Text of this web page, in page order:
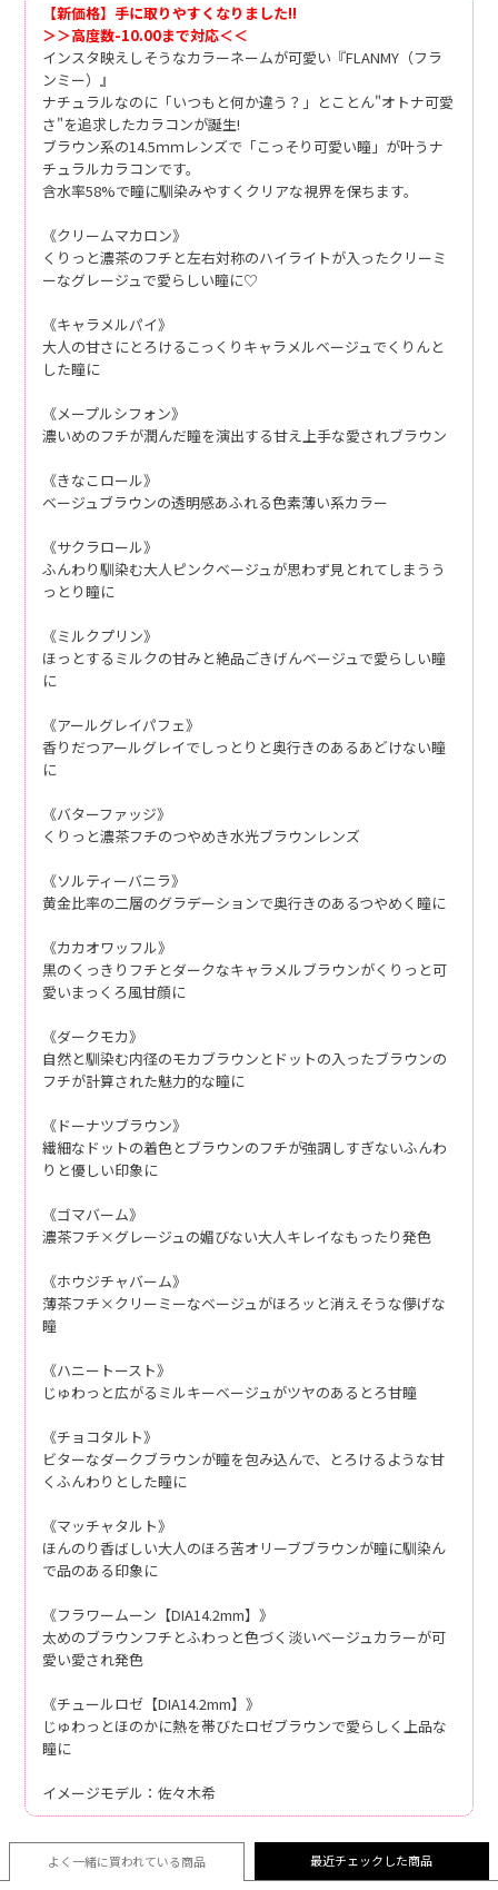
【新価格】手に取りやすくなりました!!
＞＞高度数-10.00まで対応＜＜
インスタ映えしそうなカラーネームが可愛い『FLANMY（フラ
ンミー）』
ナチュラルなのに「いつもと何か違う？」とことん"オトナ可愛
さ"を追求したカラコンが誕生!
ブラウン系の14.5ｍｍレンズで「こっそり可愛い瞳」が叶うナ
チュラルカラコンです。
含水率58%で瞳に馴染みやすくクリアな視界を保ちます。
《クリームマカロン》
くりっと濃茶のフチと左右対称のハイライトが入ったクリーミ
ーなグレージュで愛らしい瞳に♡
《キャラメルパイ》
大人の甘さにとろけるこっくりキャラメルベージュでくりんと
した瞳に
《メープルシフォン》
濃いめのフチが潤んだ瞳を演出する甘え上手な愛されブラウン
《きなこロール》
ベージュブラウンの透明感あふれる色素薄い系カラー
《サクラロール》
ふんわり馴染む大人ピンクベージュが思わず見とれてしまうう
っとり瞳に
《ミルクプリン》
ほっとするミルクの甘みと絶品ごきげんベージュで愛らしい瞳
に
《アールグレイパフェ》
香りだつアールグレイでしっとりと奥行きのあるあどけない瞳
に
《バターファッジ》
くりっと濃茶フチのつやめき水光ブラウンレンズ
《ソルティーバニラ》
黄金比率の二層のグラデーションで奥行きのあるつやめく瞳に
《カカオワッフル》
黒のくっきりフチとダークなキャラメルブラウンがくりっと可
愛いまっくろ風甘顔に
《ダークモカ》
自然と馴染む内径のモカブラウンとドットの入ったブラウンの
フチが計算された魅力的な瞳に
《ドーナツブラウン》
繊細なドットの着色とブラウンのフチが強調しすぎないふんわ
りと優しい印象に
《ゴマバーム》
濃茶フチ×グレージュの媚びない大人キレイなもったり発色
《ホウジチャバーム》
薄茶フチ×クリーミーなベージュがほろッと消えそうな儚げな
瞳
《ハニートースト》
じゅわっと広がるミルキーベージュがツヤのあるとろ甘瞳
《チョコタルト》
ビターなダークブラウンが瞳を包み込んで、とろけるような甘
くふんわりとした瞳に
《マッチャタルト》
ほんのり香ばしい大人のほろ苦オリーブブラウンが瞳に馴染ん
で品のある印象に
《フラワームーン【DIA14.2mm】》
太めのブラウンフチとふわっと色づく淡いベージュカラーが可
愛い愛され発色
《チュールロゼ【DIA14.2mm】》
じゅわっとほのかに熱を帯びたロゼブラウンで愛らしく上品な
瞳に
イメージモデル：佐々木希
よく一緒に買われている商品 最近チェックした商品